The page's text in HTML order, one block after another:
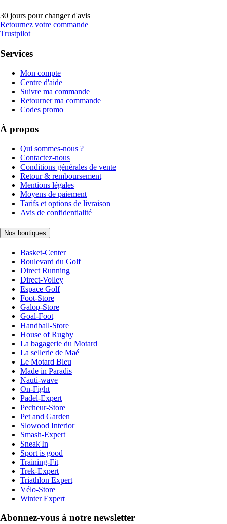
30 jours pour changer d'avis
Retournez votre commande
Trustpilot
Services
Mon compte
Centre d'aide
Suivre ma commande
Retourner ma commande
Codes promo
À propos
Qui sommes-nous ?
Contactez-nous
Conditions générales de vente
Retour & remboursement
Mentions légales
Moyens de paiement
Tarifs et options de livraison
Avis de confidentialité
Nos boutiques
Basket-Center
Boulevard du Golf
Direct Running
Direct-Volley
Espace Golf
Foot-Store
Galop-Store
Goal-Foot
Handball-Store
House of Rugby
La bagagerie du Motard
La sellerie de Maé
Le Motard Bleu
Made in Paradis
Nauti-wave
On-Fight
Padel-Expert
Pecheur-Store
Pet and Garden
Slowood Interior
Smash-Expert
Sneak'In
Sport is good
Training-Fit
Trek-Expert
Triathlon Expert
Vélo-Store
Winter Expert
Abonnez-vous à notre newsletter